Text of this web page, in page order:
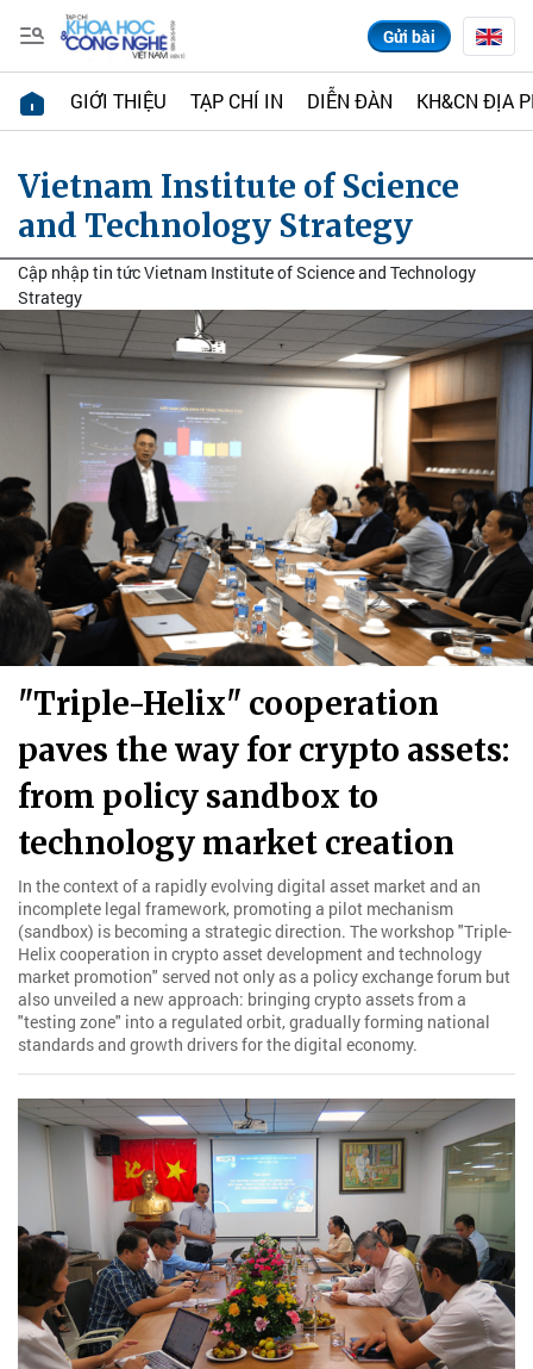
Gửi bài
GIỚI THIỆU TẠP CHÍ IN DIỄN ĐÀN KH&CN ĐỊA
Vietnam Institute of Science
and Technology Strategy
Cập nhập tin tức Vietnam Institute of Science and Technology
Strategy
"Triple-Helix" cooperation
paves the way for crypto assets:
from policy sandbox to
technology market creation
In the context of a rapidly evolving digital asset market and an
incomplete legal framework, promoting a pilot mechanism
(sandbox) is becoming a strategic direction. The workshop "Triple-
Helix cooperation in crypto asset development and technology
market promotion" served not only as a policy exchange forum but
also unveiled a new approach: bringing crypto assets from a
"testing zone" into a regulated orbit, gradually forming national
standards and growth drivers for the digital economy.